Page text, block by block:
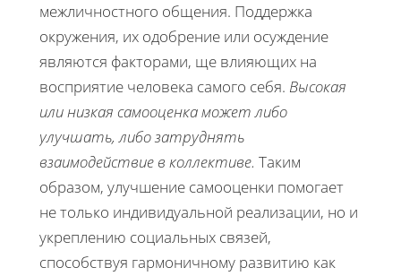
межличностного общения. Поддержка
окружения, их одобрение или осуждение
являются факторами, ще влияющих на
восприятие человека самого себя. Высокая
или низкая самооценка может либо
улучшать, либо затруднять
взаимодействие в коллективе. Таким
образом, улучшение самооценки помогает
не только индивидуальной реализации, но и
укреплению социальных связей,
способствуя гармоничному развитию как